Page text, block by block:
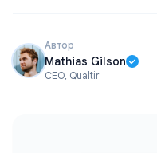
Автор
Mathias Gilson
CEO, Qualtir